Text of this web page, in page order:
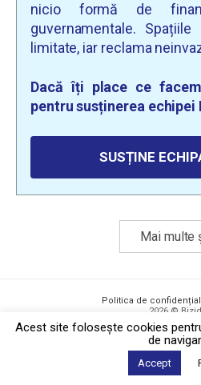
nicio formă de
guvernamentale.
limitate, iar reclama
Dacă îți place ce
pentru susținerea echipei
SUSȚINE
Mai multe
Politica de
2026 ©
Acest site foloseşte cookies
de
Accept